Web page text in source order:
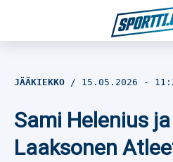
Jalkapallo
JÄÄKIEKKO 15.05.2026 -
Sami Helenius
Laaksonen